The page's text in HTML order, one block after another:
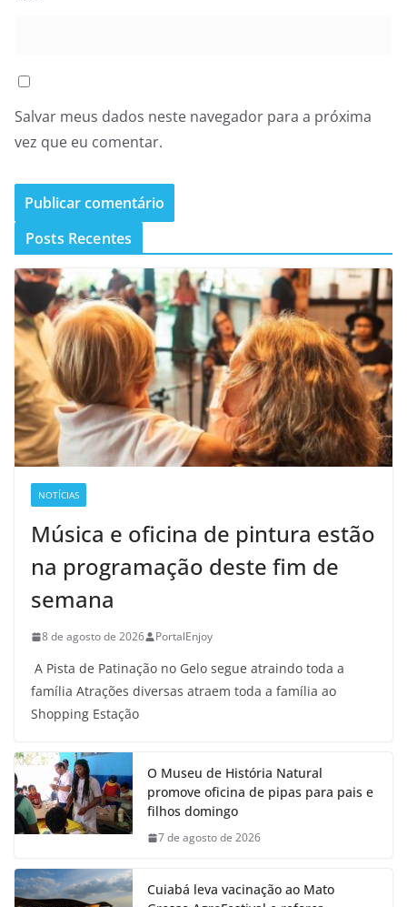
Salvar meus dados neste navegador para a próxima
vez que eu comentar.
Posts Recentes
NOTÍCIAS
Música e oficina de pintura estão
na programação deste fim de
semana
8 de agosto de 2026 PortalEnjoy
A Pista de Patinação no Gelo segue atraindo toda a
família Atrações diversas atraem toda a família ao
Shopping Estação
O Museu de História Natural
promove oficina de pipas para pais e
filhos domingo
7 de agosto de 2026
Cuiabá leva vacinação ao Mato